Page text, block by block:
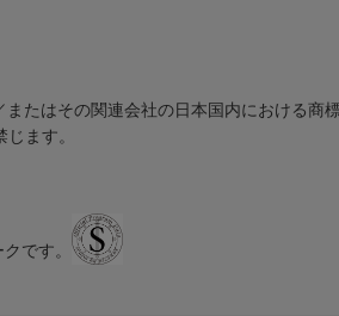
たはその関連会社の日本国内における商
ます。
です。